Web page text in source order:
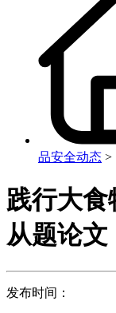
品安全动态 >
践行大
从题论文
发布时间：